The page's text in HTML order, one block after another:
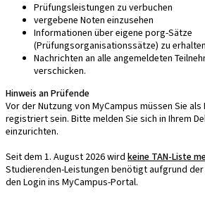
Prüfungsleistungen zu verbuchen
vergebene Noten einzusehen
Informationen über eigene porg-Sätze
(Prüfungsorganisationssätze) zu
Nachrichten an alle angemeldeten
verschicken.
Hinweis an Prüfende
Vor der Nutzung von MyCampus müssen Sie
registriert sein. Bitte melden Sie sich in Ihrem
einzurichten.
Seit dem 1. August 2026 wird keine TAN-Liste
Studierenden-Leistungen benötigt aufgrund der
den Login ins MyCampus-Portal.